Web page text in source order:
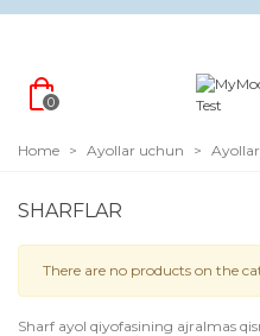
0
Home > Ayollar uchun >
SHARFLAR
There are no products on the
Sharf ayol qiyofasining ajralmas